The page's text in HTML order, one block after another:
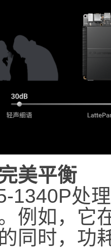
美平衡
1340P处
例如，它
同时，功